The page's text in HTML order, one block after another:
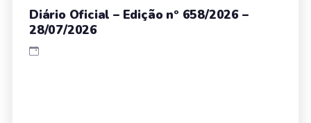
Diário Oficial – Edição nº 658/2026 –
28/07/2026